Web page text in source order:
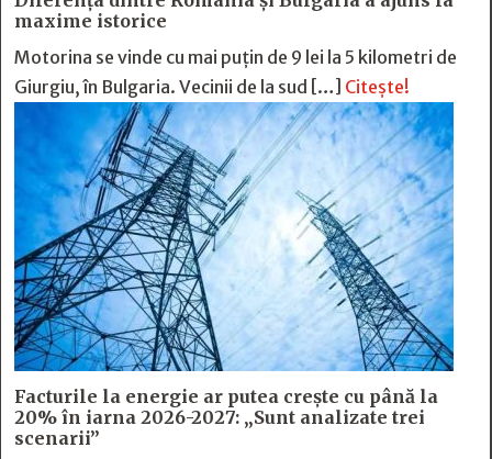
maxime istorice
Motorina se vinde cu mai puțin de 9 lei la 5 kilometri de
Giurgiu, în Bulgaria. Vecinii de la sud […] Citește!
Facturile la energie ar putea crește cu până la
20% în iarna 2026-2027: „Sunt analizate trei
scenarii”